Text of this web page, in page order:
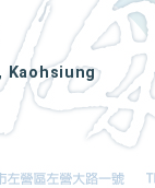
Kaohsiung